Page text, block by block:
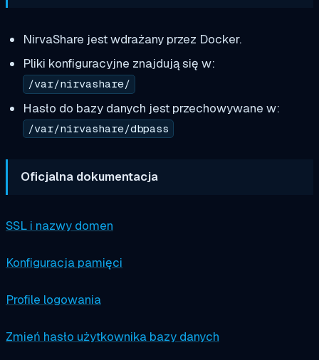
NirvaShare jest wdrażany przez Docker.
Pliki konfiguracyjne znajdują się w:
/var/nirvashare/
Hasło do bazy danych jest przechowywane w:
/var/nirvashare/dbpass
Oficjalna dokumentacja
SSL i nazwy domen
Konfiguracja pamięci
Profile logowania
Zmień hasło użytkownika bazy danych